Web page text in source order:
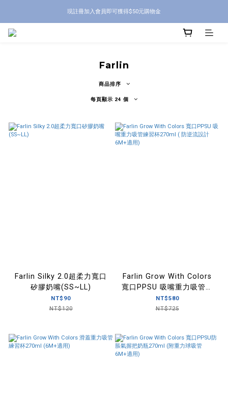
現註冊加入會員即可獲得$50元購物金
Farlin
商品排序
每頁顯示 24 個
Farlin Silky 2.0超柔力寬口
矽膠奶嘴(SS~LL)
NT$90
NT$120
Farlin Grow With Colors
寬口PPSU 吸嘴重力吸管練
習杯270ml ( 防逆流設計
6M+適用)
NT$580
NT$725